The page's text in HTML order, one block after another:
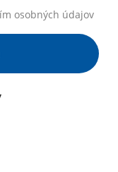
osobných údajov